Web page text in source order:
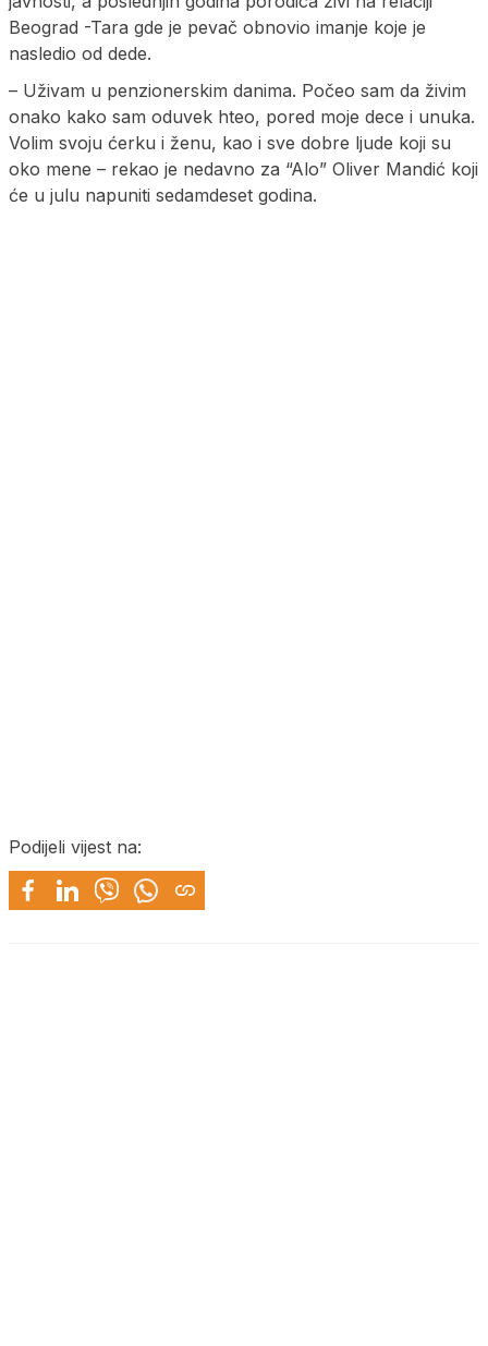
Beograd -Tara gde je pevač obnovio imanje koje je
nasledio od dede.
– Uživam u penzionerskim danima. Počeo sam da živim
onako kako sam oduvek hteo, pored moje dece i unuka.
Volim svoju ćerku i ženu, kao i sve dobre ljude koji su
oko mene – rekao je nedavno za “Alo” Oliver Mandić koji
će u julu napuniti sedamdeset godina.
Podijeli vijest na: